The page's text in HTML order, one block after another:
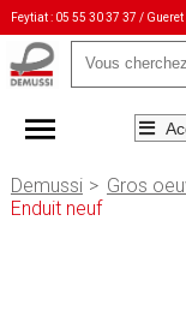
Feytiat : 05 55 30 37 37 /
Mots-
clés
Demussi Gros
Enduit neuf